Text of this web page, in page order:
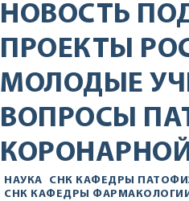
НОВОСТЬ
ПРОЕКТЫ
МОЛОДЫЕ
ВОПРОСЫ
НАУКА
СНК КАФЕДРЫ
СНК КАФЕДРЫ